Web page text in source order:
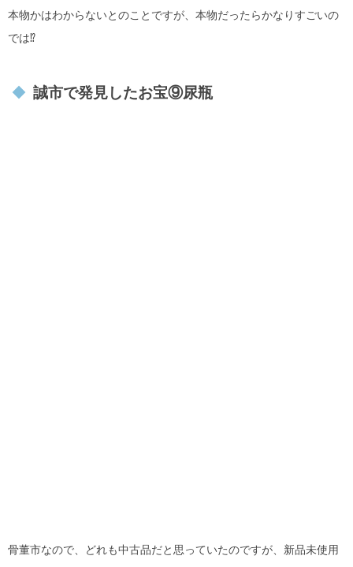
本物かはわからないとのことですが、本物だったらかなりすごいの
では⁉︎
誠市で発見したお宝⑨尿瓶
骨董市なので、どれも中古品だと思っていたのですが、新品未使用